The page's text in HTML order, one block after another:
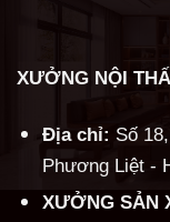
XƯỞNG NỘI
Địa chỉ: Số
Phương Liệt -
XƯỞNG SẢN